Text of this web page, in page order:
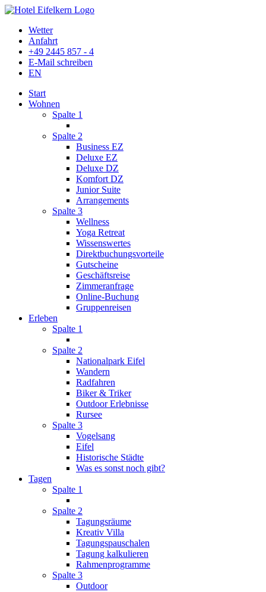
Wetter
Anfahrt
+49 2445 857 - 4
E-Mail schreiben
EN
Start
Wohnen
Spalte 1
Spalte 2
Business EZ
Deluxe EZ
Deluxe DZ
Komfort DZ
Junior Suite
Arrangements
Spalte 3
Wellness
Yoga Retreat
Wissenswertes
Direktbuchungsvorteile
Gutscheine
Geschäftsreise
Zimmeranfrage
Online-Buchung
Gruppenreisen
Erleben
Spalte 1
Spalte 2
Nationalpark Eifel
Wandern
Radfahren
Biker & Triker
Outdoor Erlebnisse
Rursee
Spalte 3
Vogelsang
Eifel
Historische Städte
Was es sonst noch gibt?
Tagen
Spalte 1
Spalte 2
Tagungsräume
Kreativ Villa
Tagungspauschalen
Tagung kalkulieren
Rahmenprogramme
Spalte 3
Outdoor